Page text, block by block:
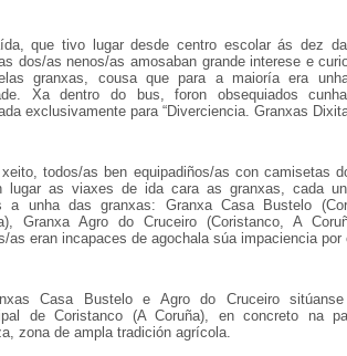
que tivo lugar desde centro escolar ás dez
dos/as nenos/as amosaban grande interese e
granxas, cousa que para a maioría era
Xa dentro do bus, foron obsequiados
exclusivamente para “Diverciencia. Granxas
xeito, todos/as ben equipadiños/as con camisetas
lugar as viaxes de ida cara as granxas, cada
a unha das granxas: Granxa Casa Bustelo
Granxa Agro do Cruceiro (Coristanco, A
as eran incapaces de agochala súa impaciencia por
Casa Bustelo e Agro do Cruceiro
de Coristanco (A Coruña), en concreto na
zona de ampla tradición agrícola.